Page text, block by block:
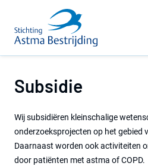
Subsidie
Wij subsidiëren kleinschalige
onderzoeksprojecten op het gebied
Daarnaast worden ook activiteiten
door patiënten met astma of